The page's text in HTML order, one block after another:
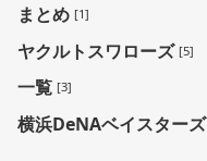
まとめ [1]
ヤクルトスワローズ [5]
一覧 [3]
横浜DeNAベイスターズ